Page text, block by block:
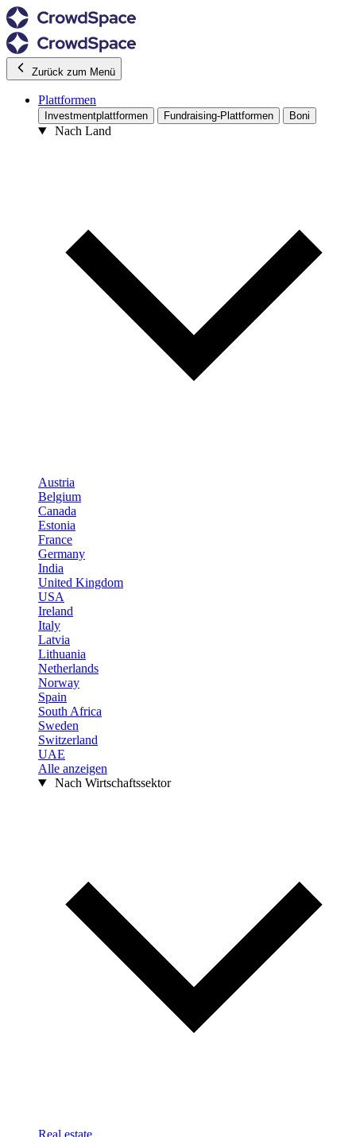
Zurück zum Menü
Plattformen
Investmentplattformen Fundraising-Plattformen Boni
Nach Land
Austria
Belgium
Canada
Estonia
France
Germany
India
United Kingdom
USA
Ireland
Italy
Latvia
Lithuania
Netherlands
Norway
Spain
South Africa
Sweden
Switzerland
UAE
Alle anzeigen
Nach Wirtschaftssektor
Real estate